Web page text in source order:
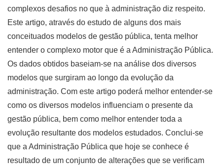
complexos desafios no que à administração diz respeito.
Este artigo, através do estudo de alguns dos mais
conceituados modelos de gestão pública, tenta melhor
entender o complexo motor que é a Administração Pública.
Os dados obtidos baseiam-se na análise dos diversos
modelos que surgiram ao longo da evolução da
administração. Com este artigo poderá melhor entender-se
como os diversos modelos influenciam o presente da
gestão pública, bem como melhor entender toda a
evolução resultante dos modelos estudados. Conclui-se
que a Administração Pública que hoje se conhece é
resultado de um conjunto de alterações que se verificam